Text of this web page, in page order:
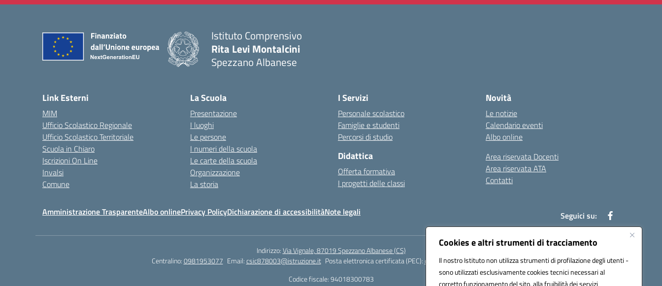
Cookies e altri strumenti di tracciamento
Il nostro Istituto non utilizza strumenti di profilazione degli utenti -
sono utilizzati esclusivamente cookies tecnici necessari al
corretto funzionamento del sito, alla fruibilità dei servizi
Istituto Comprensivo
Rita Levi Montalcini
Spezzano Albanese
Link Esterni
MIM
Ufficio Scolastico Regionale
Ufficio Scolastico Territoriale
Scuola in Chiaro
Iscrizioni On Line
Invalsi
Comune
La Scuola
Presentazione
I luoghi
Le persone
I numeri della scuola
Le carte della scuola
Organizzazione
La storia
I Servizi
Personale scolastico
Famiglie e studenti
Percorsi di studio
Didattica
Offerta formativa
I progetti delle classi
Novità
Le notizie
Calendario eventi
Albo online
Area riservata Docenti
Area riservata ATA
Contatti
Amministrazione TrasparenteAlbo onlinePrivacy PolicyDichiarazione di accessibilitàNote legali Seguici su:
Indirizzo:Via Vignale, 87019 Spezzano Albanese (CS)
Centralino:0981953077 Email:csic878003@istruzione.it Posta elettronica certificata (PEC):csic878003@pec.istruzione.it
Codice fiscale: 94018300783